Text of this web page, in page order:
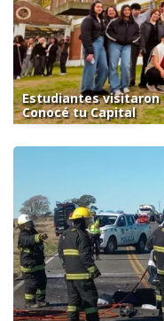
Estudiantes visitaron
Conocé tu Capital